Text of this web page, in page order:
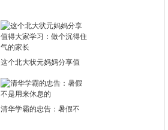
这个北大状元妈妈分享值
清华学霸的忠告：暑假不